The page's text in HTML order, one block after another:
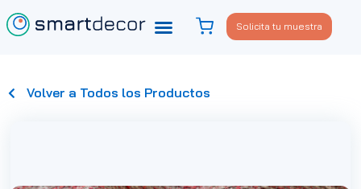
Solicita tu muestra
Volver a Todos los Productos